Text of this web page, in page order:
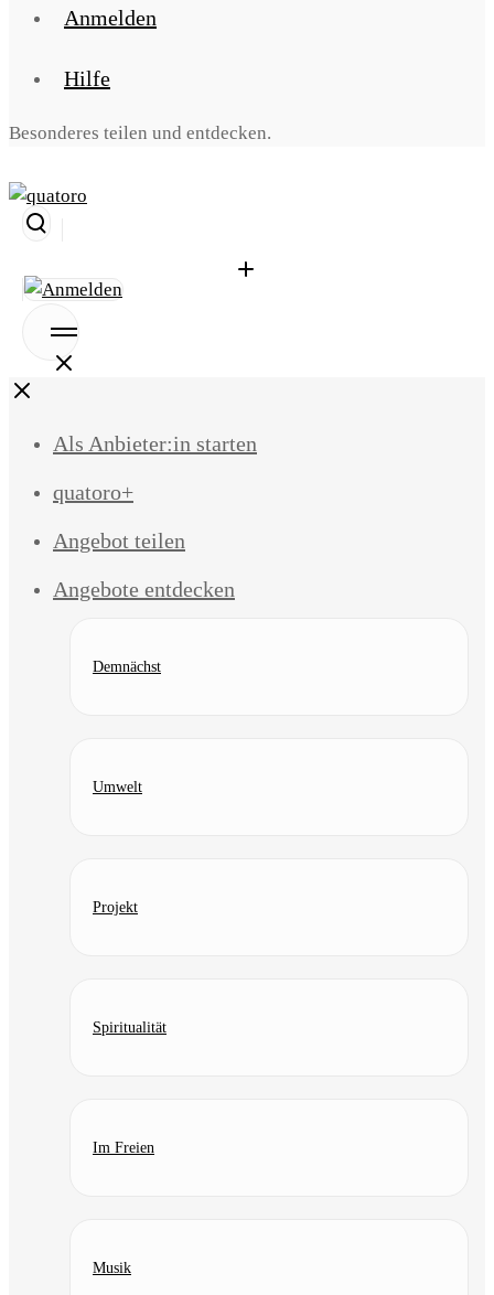
Anmelden
Hilfe
Besonderes teilen und entdecken.
Suche
Open
Menu
Close
Als Anbieter:in starten
quatoro+
Angebot teilen
Angebote entdecken
Demnächst
Umwelt
Projekt
Spiritualität
Im Freien
Musik